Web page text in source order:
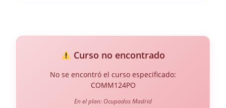
Curso no encontrado
No se encontró el curso especificado:
COMM124PO
En el plan: Ocupados Madrid